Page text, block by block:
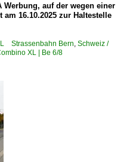
Werbung, auf der wegen einer
16.10.2025 zur Haltestelle
Strassenbahn Bern, Schweiz /
XL | Be 6/8